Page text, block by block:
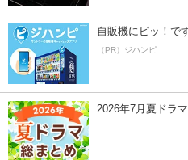
自販機にピッ！で
（PR）ジハンピ
2026年7月夏ドラ